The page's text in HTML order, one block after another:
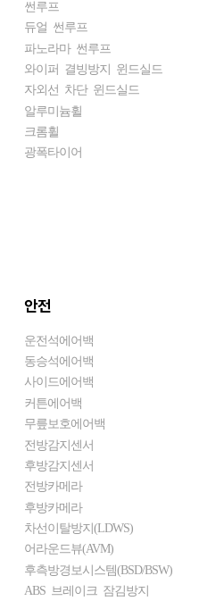
썬루프
듀얼 썬루프
파노라마 썬루프
와이퍼 결빙방지 윈드실드
자외선 차단 윈드실드
알루미늄휠
크롬휠
광폭타이어
안전
운전석에어백
동승석에어백
사이드에어백
커튼에어백
무릎보호에어백
전방감지센서
후방감지센서
전방카메라
후방카메라
차선이탈방지(LDWS)
어라운드뷰(AVM)
후측방경보시스템(BSD/BSW)
ABS 브레이크 잠김방지